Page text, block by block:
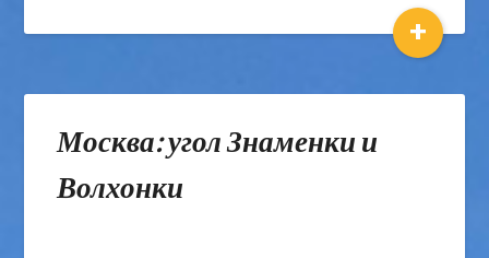
+
Москва: угол Знаменки и
Волхонки